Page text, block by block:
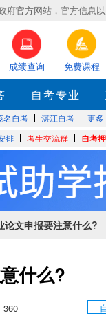
官方网站，官方信息
成绩查询 免费课程
自考专业
名自考 湛江自考 更多
排 考生交流群 自考
论文申报要注意什么?
什么?
360